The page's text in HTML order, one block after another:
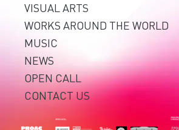
VISUAL ARTS
WORKS AROUND THE WORLD
MUSIC
NEWS
OPEN CALL
CONTACT US